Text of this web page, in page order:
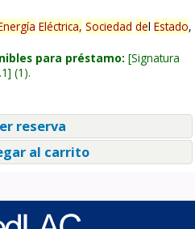
Eléctrica, Sociedad del Estado,
para préstamo: Signatura
(1).
reserva
al carrito